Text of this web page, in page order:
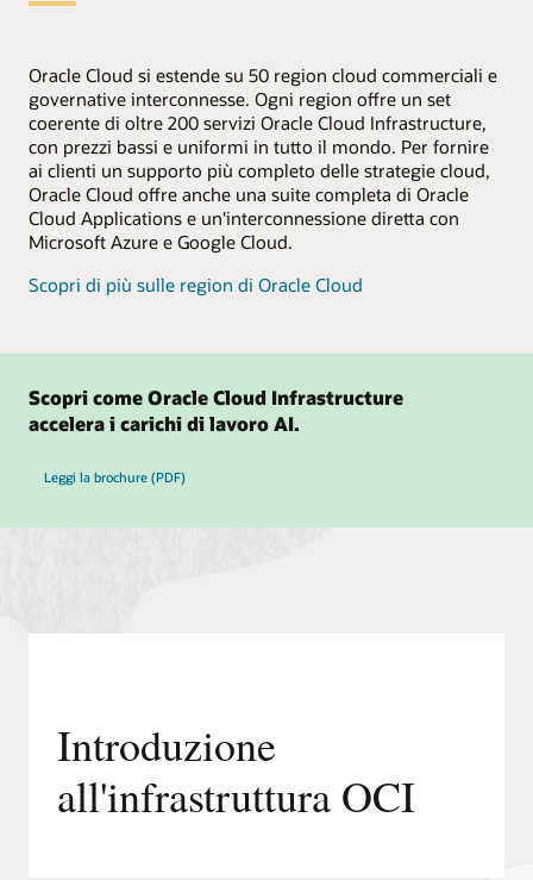
Scopri di più sulle region di Oracle Cloud
Oracle Cloud si estende su 50 region cloud commerciali e
governative interconnesse. Ogni region offre un set
coerente di oltre 200 servizi Oracle Cloud Infrastructure,
con prezzi bassi e uniformi in tutto il mondo. Per fornire
ai clienti un supporto più completo delle strategie cloud,
Oracle Cloud offre anche una suite completa di Oracle
Cloud Applications e un'interconnessione diretta con
Microsoft Azure e Google Cloud.
Scopri come Oracle Cloud Infrastructure
accelera i carichi di lavoro AI.
Leggi la brochure (PDF)
Introduzione
all'infrastruttura OCI